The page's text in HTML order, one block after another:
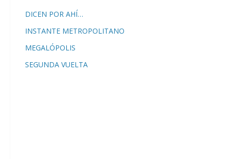
DICEN POR AHÍ…
INSTANTE METROPOLITANO
MEGALÓPOLIS
SEGUNDA VUELTA